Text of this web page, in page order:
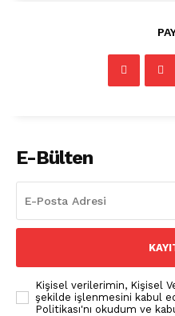
E-
PetHaber
Ana Sayfa
Gazeteniz
Köşe Yazıları
Reklam
E-Bülten
Kişisel verilerimin, Kişisel
şekilde işlenmesini kabul
Politikası'nı okudum ve